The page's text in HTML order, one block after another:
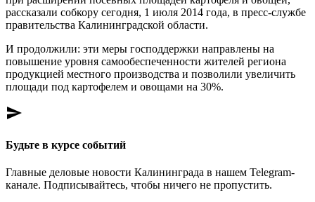
рассказали собкору сегодня, 1 июля 2014 года, в пресс-службе
правительства Калининградской области.
И продолжили: эти меры господдержки направлены на
повышение уровня самообеспеченности жителей региона
продукцией местного производства и позволили увеличить
площади под картофелем и овощами на 30%.
send
Будьте в курсе событий
Главные деловые новости Калининграда в нашем Telegram-
канале. Подписывайтесь, чтобы ничего не пропустить.